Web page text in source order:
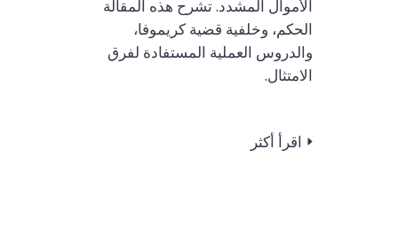
الأموال المشدد. تشرح هذه المقالة
الحكم، وخلفية قضية كريموفا،
والدروس العملية المستفادة لفرق
الامتثال.
اقرأ أكثر